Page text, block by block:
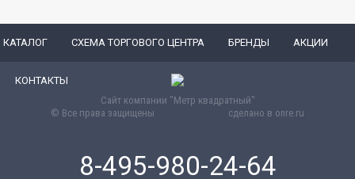
КАТАЛОГ СХЕМА ТОРГОВОГО ЦЕНТРА БРЕНДЫ АКЦИИ
КОНТАКТЫ
Сайт компании "Метр квадратный"
© Все права защищены
сделано в onre.ru
8-495-980-24-64